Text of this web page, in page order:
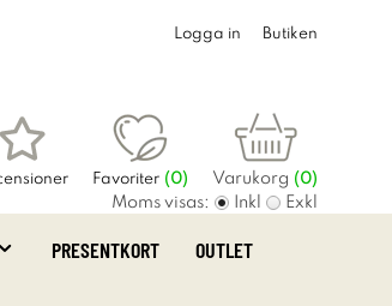
Logga in Butiken
Favoriter (0) Varukorg (0)
Moms visas: Inkl Exkl
PRESENTKORT OUTLET